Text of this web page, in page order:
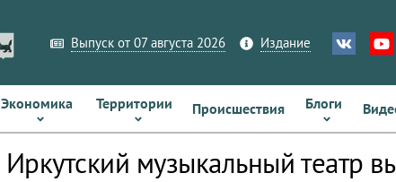
Выпуск от 07 августа 2026 Издание
Экономика Территории Происшествия Блоги
Иркутский музыкальный театр